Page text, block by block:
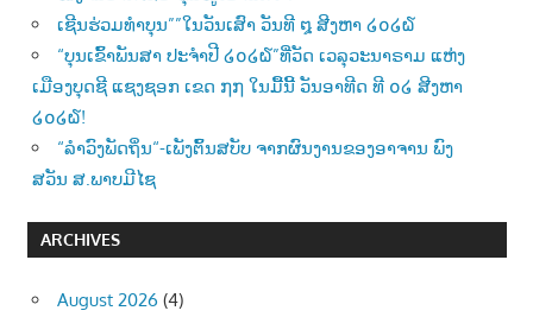
ເຊີນຮ່ວມທຳບຸນ””ໃນວັນເສົາ ວັນທີ ໘ ສີງຫາ ໒໐໒໖
“ບຸນເຂົ້າພັນສາ ປະຈຳປີ ໒໐໒໖”ທີ່ວັດ ເວລຸວະນາຣາມ ແຫ່ງ
ເມືອງບຸດຊີ ແຊງຊອກ ເຂດ ໗໗ ໃນມື້ນີ້ ວັນອາທີດ ທີ ໐໒ ສີງຫາ
໒໐໒໖!
“ລຳວົງພັດຖິ່ນ“-ເພັງຕົ້ນສບັບ ຈາກຜົນງານຂອງອາຈານ ພົງ
ສວັນ ສ.ພາບມີໄຊ
ARCHIVES
August 2026 (4)